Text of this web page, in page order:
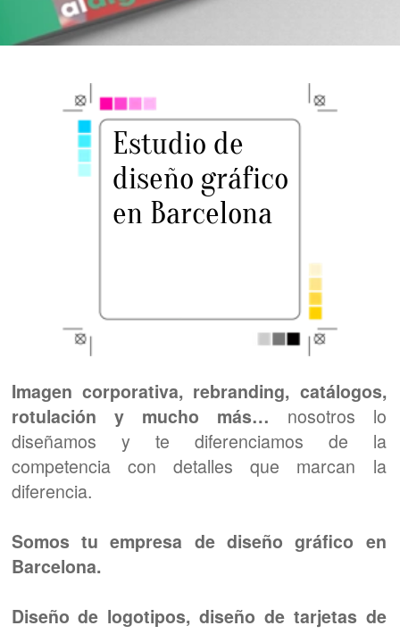
Estudio de
diseño gráfico
Imagen corporativa, rebranding, catálogos,
rotulación y mucho más…nosotros lo
diseñamos y te diferenciamos de la
Diseño de logotipos, diseño de tarjetas de
catálogos, diseño de cartas para
restaurante, diseño de cartas digitales para
restaurantes, flyers, dípticos, trípticos…
cualquier cosa que necesites lo vamos a
diseñar para darle ese plus a tu imagen de
marca.
Si no estás en internet no eres nadie y lo
sabes… por este motivo vamos a
además disponemos deun gran equipo de